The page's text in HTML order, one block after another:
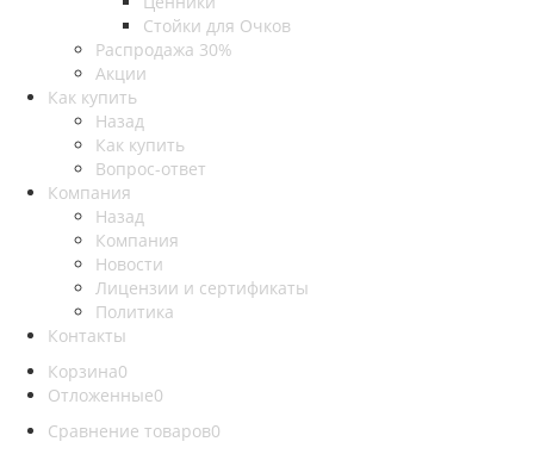
Стойки для Очков
Распродажа 30%
Акции
Как купить
Назад
Как купить
Вопрос-ответ
Компания
Назад
Компания
Новости
Лицензии и сертификаты
Политика
Контакты
Корзина0
Отложенные0
Сравнение товаров0